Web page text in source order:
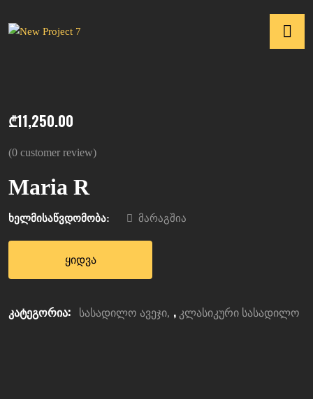
₾11,250.00
(0 customer review)
Maria R
ხელმისაწვდომობა: მარაგშია
ყიდვა
კატეგორია: სასადილო ავეჯი , კლასიკური სასადილო